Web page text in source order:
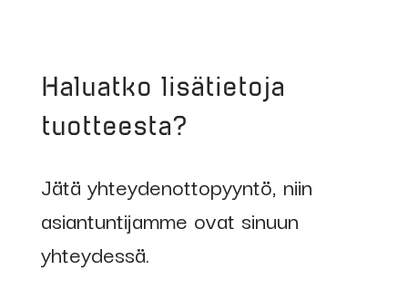
Haluatko lisätietoja
tuotteesta?
Jätä yhteydenottopyyntö, niin
asiantuntijamme ovat sinuun
yhteydessä.